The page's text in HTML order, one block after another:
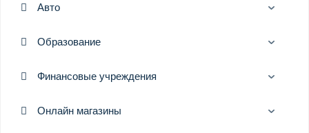
Авто
Образование
Финансовые учреждения
Онлайн магазины